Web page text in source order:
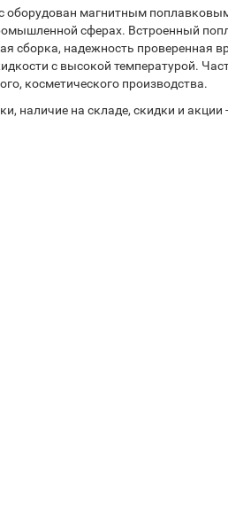
оборудован магнитным
сферах. Встроенный
сборка, надежность проверенная
с высокой температурой.
косметического производства.
наличие на складе, скидки и акции